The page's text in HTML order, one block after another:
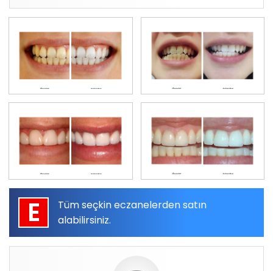
E
Tüm seçkin eczanelerden satın
alabilirsiniz.